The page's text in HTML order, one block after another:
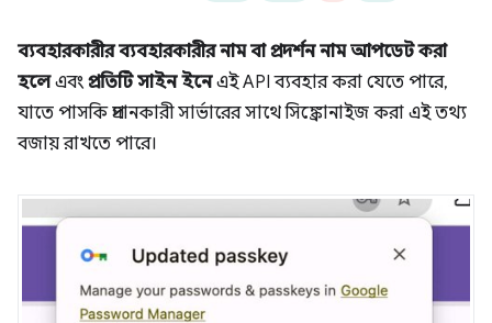
ব্যবহারকারীর ব্যবহারকারীর নাম বা প্রদর্শন নাম আপডেট করা
হলেএবং প্রতিটি সাইন ইনেএই API ব্যবহার করা যেতে পারে,
যাতে পাসকি প্রদানকারী সার্ভারের সাথে সিঙ্ক্রোনাইজ করা এই তথ্য
বজায় রাখতে পারে।